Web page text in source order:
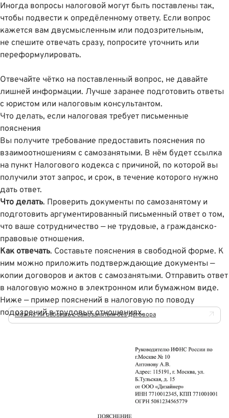
Иногда вопросы налоговой могут быть поставлены так,
чтобы подвести к опредёленному ответу. Если вопрос
кажется вам двусмысленным или подозрительным,
не спешите отвечать сразу, попросите уточнить или
переформулировать.
Отвечайте чётко на поставленный вопрос, не давайте
лишней информации. Лучше заранее подготовить ответы
с юристом или налоговым консультантом.
Что делать, если налоговая требует письменные
пояснения
Вы получите требование предоставить пояснения по
взаимоотношениям с самозанятыми. В нём будет ссылка
на пункт Налогового кодекса с причиной, по которой вы
получили этот запрос, и срок, в течение которого нужно
дать ответ.
Что делать. Проверить документы по самозанятому и
подготовить аргументированный письменный ответ о том,
что ваше сотрудничество — не трудовые, а гражданско-
правовые отношения.
Как отвечать. Составьте пояснения в свободной форме. К
ним можно приложить подтверждающие документы —
копии договоров и актов с самозанятыми. Отправить ответ
в налоговую можно в электронном или бумажном виде.
Ниже — пример пояснений в налоговую по поводу
подозрений в трудовых отношениях.
Можно ли работать с самозанятым без договора